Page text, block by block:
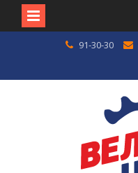
91-30-30